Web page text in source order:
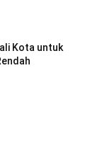
Kota untuk